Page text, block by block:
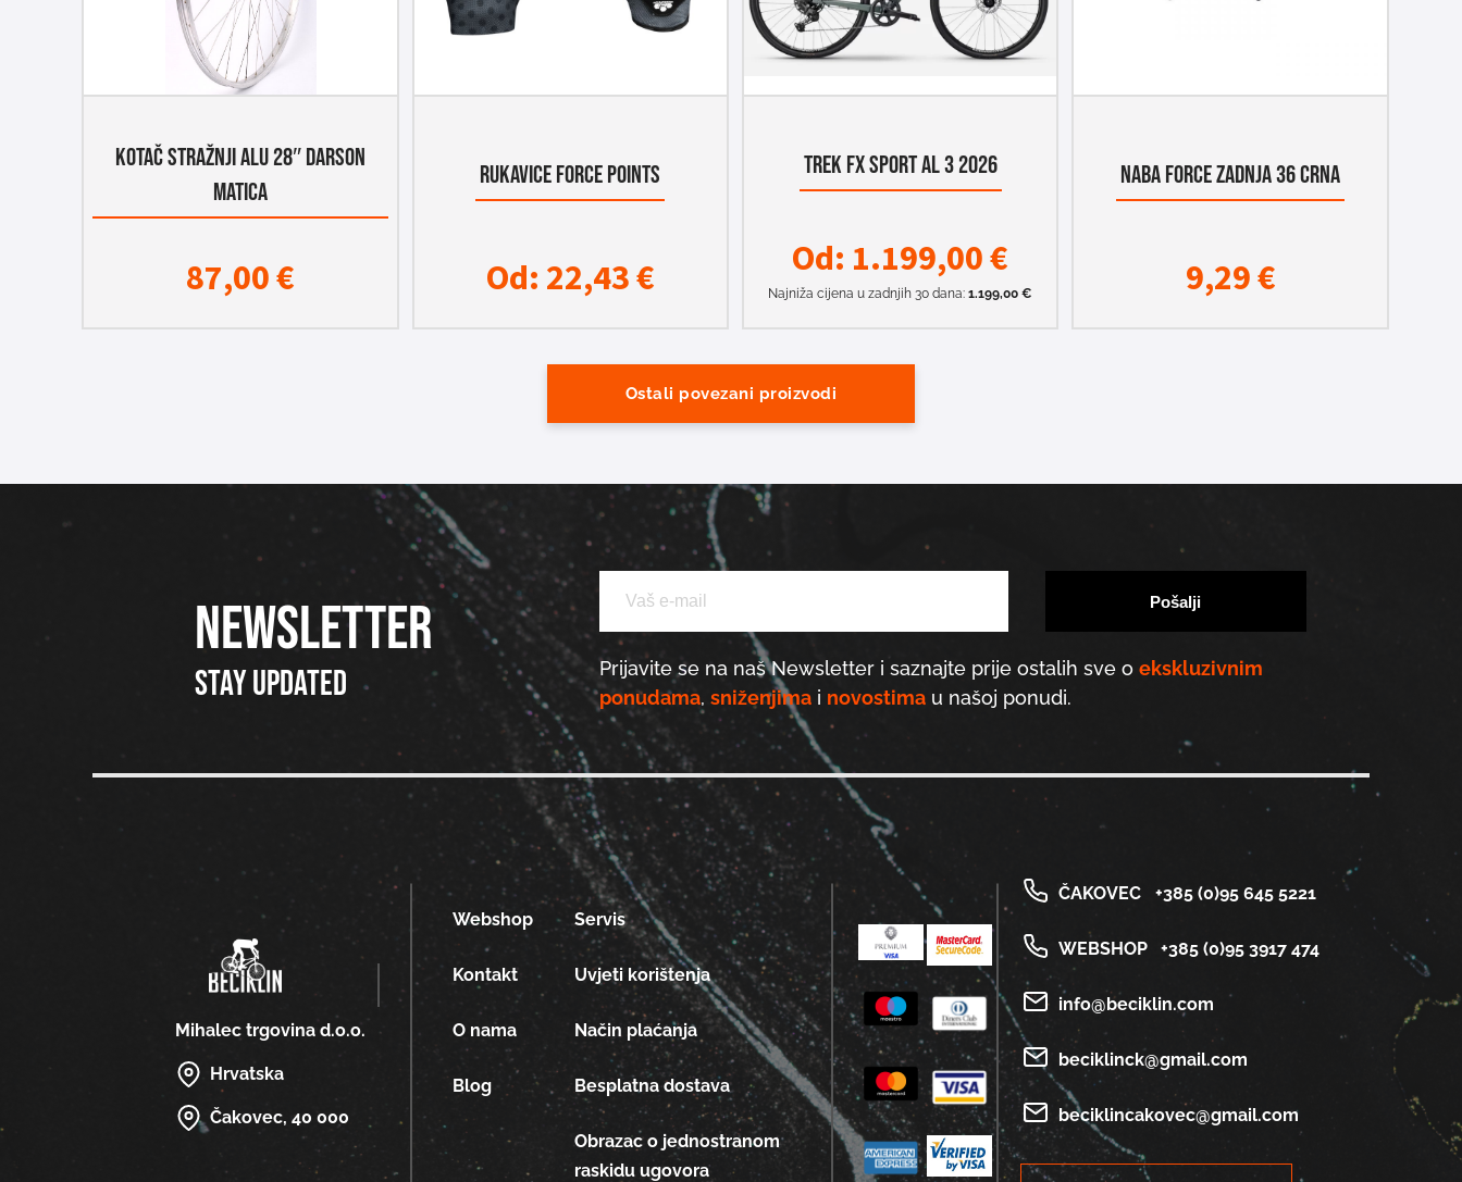
KOTAČ STRAŽNJI ALU 28″ DARSON
MATICA
87,00€
RUKAVICE FORCE POINTS
Od:22,43€
TREK FX SPORT AL 3 2026
Od: 1.199,00€
Najniža cijena u zadnjih 30 dana:1.199,00€
NABA FORCE ZADNJA 36 CRNA
9,29€
Ostali povezani proizvodi
NEWSLETTER
Stay updated Prijavite se na naš Newsletter i saznajte prije ostalih sve o ekskluzivnim
ponudama, sniženjimai novostimau našoj ponudi.
Mihalec trgovina d.o.o.
Hrvatska
Čakovec, 40 000
Webshop
Kontakt
O nama
Blog
Servis
Uvjeti korištenja
Način plaćanja
Besplatna dostava
Obrazac o jednostranom
raskidu ugovora
ČAKOVEC +385 (0)95 645 5221
WEBSHOP +385 (0)95 3917 474
info@beciklin.com
beciklinck@gmail.com
beciklincakovec@gmail.com